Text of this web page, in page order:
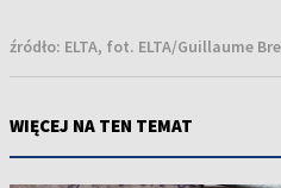
źródło: ELTA, fot. ELTA/Guillaume
WIĘCEJ NA TEN TEMAT